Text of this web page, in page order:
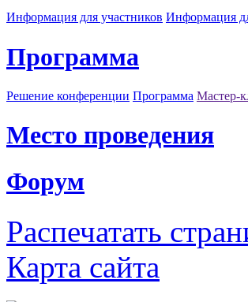
Информация для участников Информация
Программа
Решение конференции Программа Мастер-
Место проведения
Форум
Распечатать
Карта сайта